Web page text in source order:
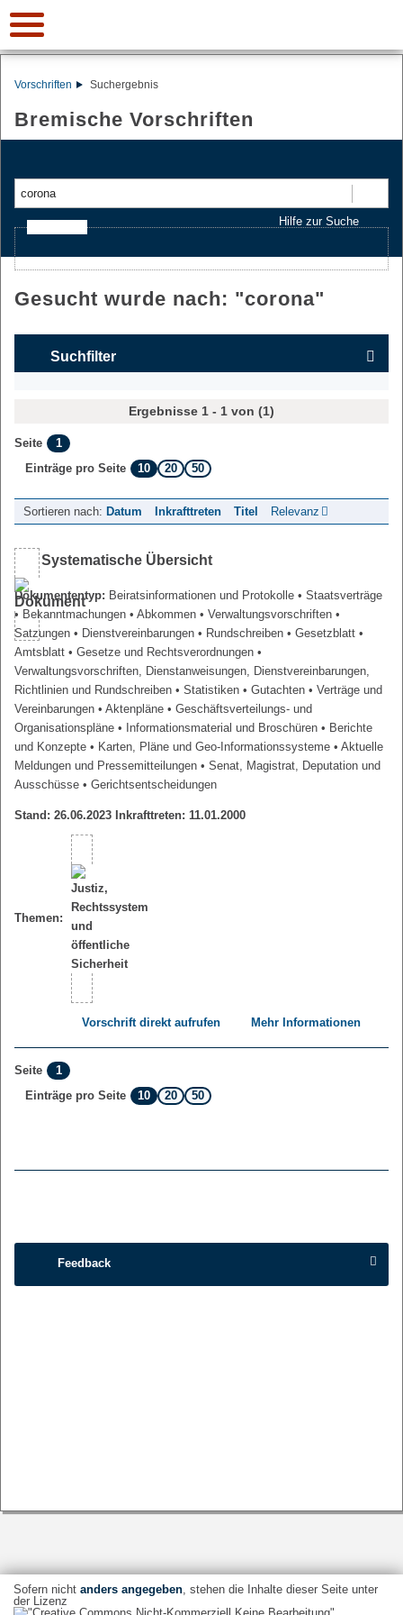
Vorschriften Suchergebnis
Bremische Vorschriften
Hilfe zur Suche
Gesucht wurde nach: "corona"
Suchfilter
Ergebnisse 1 - 1 von (1)
Seite
1
Einträge pro Seite
10 20 50
Sortieren nach: Datum Inkrafttreten Titel Relevanz
Systematische Übersicht
Dokumententyp: Beiratsinformationen und Protokolle • Staatsverträge
• Bekanntmachungen • Abkommen • Verwaltungsvorschriften •
Satzungen • Dienstvereinbarungen • Rundschreiben • Gesetzblatt •
Amtsblatt • Gesetze und Rechtsverordnungen •
Verwaltungsvorschriften, Dienstanweisungen, Dienstvereinbarungen,
Richtlinien und Rundschreiben • Statistiken • Gutachten • Verträge und
Vereinbarungen • Aktenpläne • Geschäftsverteilungs- und
Organisationspläne • Informationsmaterial und Broschüren • Berichte
und Konzepte • Karten, Pläne und Geo-Informationssysteme • Aktuelle
Meldungen und Pressemitteilungen • Senat, Magistrat, Deputation und
Ausschüsse • Gerichtsentscheidungen
Stand: 26.06.2023 Inkrafttreten: 11.01.2000
Themen:
Vorschrift direkt aufrufen Mehr Informationen
Seite
1
Einträge pro Seite
10 20 50
Feedback
Sofern nicht anders angegeben, stehen die Inhalte dieser Seite unter
der Lizenz